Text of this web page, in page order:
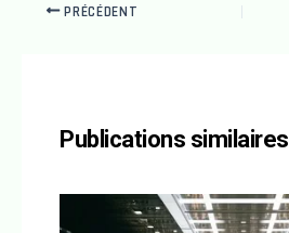
PRÉCÉDENT
Publications similaires